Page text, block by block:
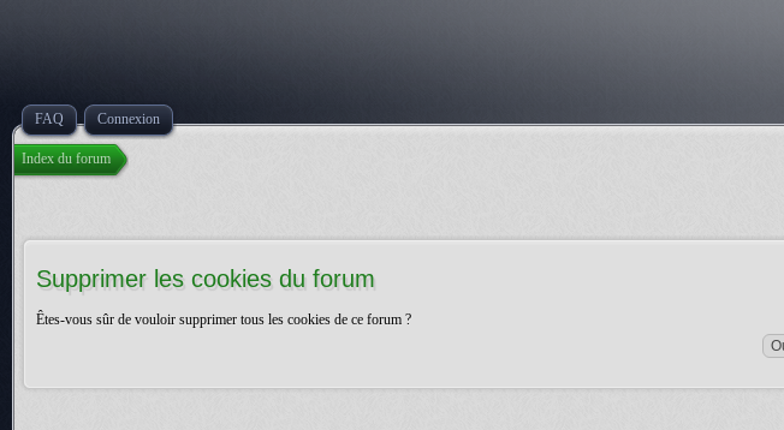
FAQ Connexion
Index du forum
Supprimer les cookies du forum
Êtes-vous sûr de vouloir supprimer tous les cookies de ce forum ?